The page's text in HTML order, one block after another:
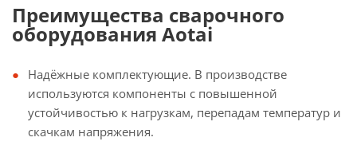
Преимущества сварочного
оборудования Aotai
Надёжные комплектующие. В производстве
используются компоненты с повышенной
устойчивостью к нагрузкам, перепадам температур и
скачкам напряжения.